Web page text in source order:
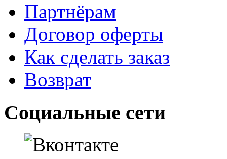
Партнёрам
Договор оферты
Как сделать заказ
Возврат
Социальные сети